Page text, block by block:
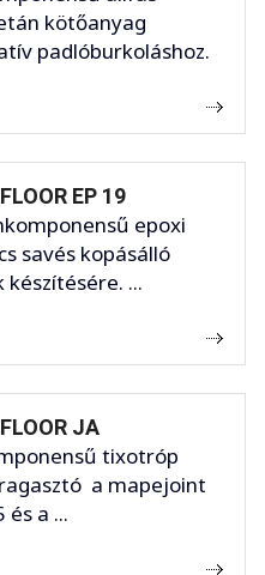
kötőanyag
padlóburkoláshoz.
EP 19
epoxi
savés kopásálló
készítésére. ...
JA
tixotróp
a mapejoint
és a ...